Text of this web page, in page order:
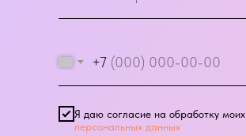
+7
Я даю согласие на обработку моих
персональных данных